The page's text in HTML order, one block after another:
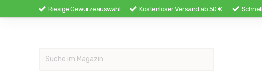
Riesige Gewürzeauswahl Kostenloser Versand ab 50 €